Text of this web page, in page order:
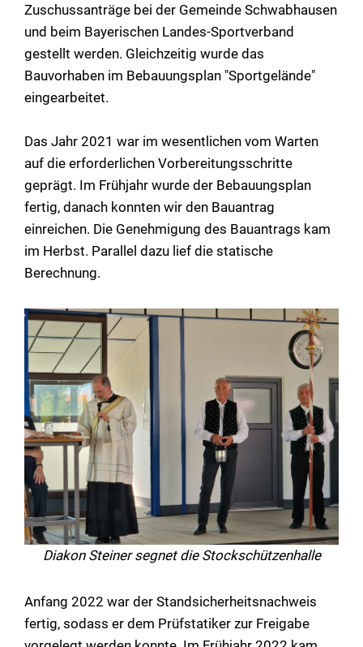
Zuschussanträge bei der Gemeinde Schwabhausen
und beim Bayerischen Landes-Sportverband
gestellt werden. Gleichzeitig wurde das
Bauvorhaben im Bebauungsplan "Sportgelände"
eingearbeitet.
Das Jahr 2021 war im wesentlichen vom Warten
auf die erforderlichen Vorbereitungsschritte
geprägt. Im Frühjahr wurde der Bebauungsplan
fertig, danach konnten wir den Bauantrag
einreichen. Die Genehmigung des Bauantrags kam
im Herbst. Parallel dazu lief die statische
Berechnung.
Diakon Steiner segnet die Stockschützenhalle
Anfang 2022 war der Standsicherheitsnachweis
fertig, sodass er dem Prüfstatiker zur Freigabe